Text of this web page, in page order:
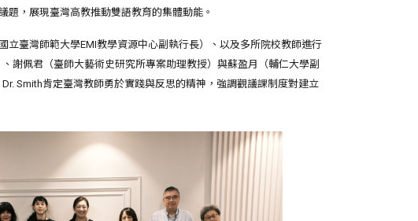
，展現臺灣高教推動雙語教育的集體動能。
臺灣師範大學EMI教學資源中心副執行長）、以及多所院校教師進行
謝佩君（臺師大藝術史研究所專案助理教授）與蘇盈月（輔仁大學副
Smith肯定臺灣教師勇於實踐與反思的精神，強調觀議課制度對建立